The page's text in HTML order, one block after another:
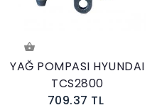
YAĞ POMPASI HYUNDAI
TCS2800
709.37 TL